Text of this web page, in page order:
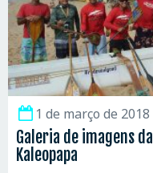
1 de março de 2018
Galeria de imagens
Kaleopapa